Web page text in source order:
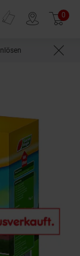
einblenden
Prospekte 0